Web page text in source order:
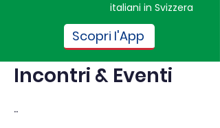
italiani in Svizzera
Scopri l'App
Incontri & Eventi
..